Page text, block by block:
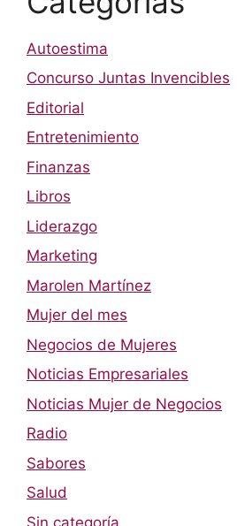
Autoestima
Concurso Juntas Invencibles
Editorial
Entretenimiento
Finanzas
Libros
Liderazgo
Marketing
Marolen Martínez
Mujer del mes
Negocios de Mujeres
Noticias Empresariales
Noticias Mujer de Negocios
Radio
Sabores
Salud
Sin categoría